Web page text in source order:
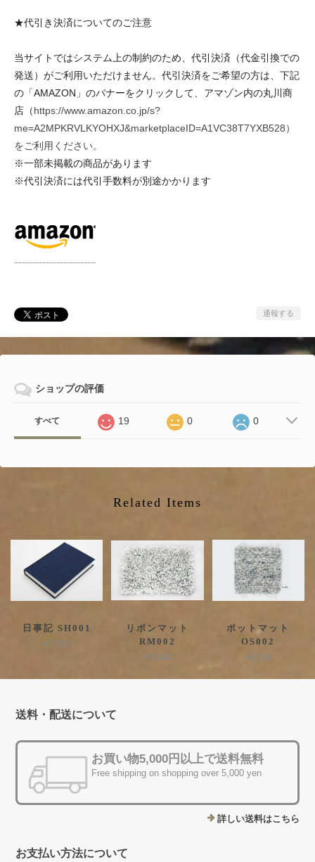
★代引き決済についてのご注意
当サイトではシステム上の制約のため、代引決済（代金引換での
発送）がご利用いただけません。代引決済をご希望の方は、下記
の「AMAZON」のバナーをクリックして、アマゾン内の丸川商
店（https://www.amazon.co.jp/s?
me=A2MPKRVLKYOHXJ&marketplaceID=A1VC38T7YXB528）
をご利用ください。
※一部未掲載の商品があります
※代引決済には代引手数料が別途かかります
通報する
ショップの評価
すべて 19 0 0
Related Items
日事記 SH001
¥7,700
リボンマット
RM002
¥19,800
ポットマット
OS002
¥3,300
送料・配送について
お買い物5,000円以上で送料無料
Free shipping on shopping over 5,000 yen
詳しい送料はこちら
お支払い方法について